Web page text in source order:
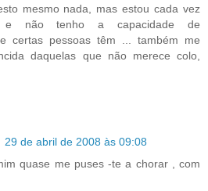
mesmo nada, mas estou cada vez
e não tenho a capacidade de
certas pessoas têm ... também me
daquelas que não merece colo,
29 de abril de 2008 às 09:08
quase me puses -te a chorar , com